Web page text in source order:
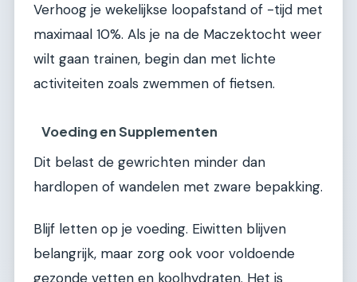
Verhoog je wekelijkse loopafstand of -tijd met
maximaal 10%. Als je na de Maczektocht weer
wilt gaan trainen, begin dan met lichte
activiteiten zoals zwemmen of fietsen.
Voeding en Supplementen
Dit belast de gewrichten minder dan
hardlopen of wandelen met zware bepakking.
Blijf letten op je voeding. Eiwitten blijven
belangrijk, maar zorg ook voor voldoende
gezonde vetten en koolhydraten. Het is